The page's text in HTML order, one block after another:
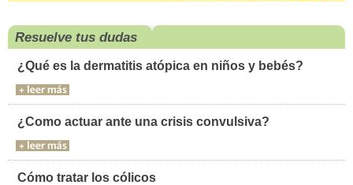
Resuelve tus dudas
¿Qué es la dermatitis atópica en niños y bebés?
¿Como actuar ante una crisis convulsiva?
Cómo tratar los cólicos